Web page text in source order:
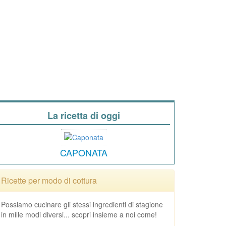
La ricetta di oggi
CAPONATA
Ricette per modo di cottura
Possiamo cucinare gli stessi ingredienti di stagione
in mille modi diversi... scopri insieme a noi come!